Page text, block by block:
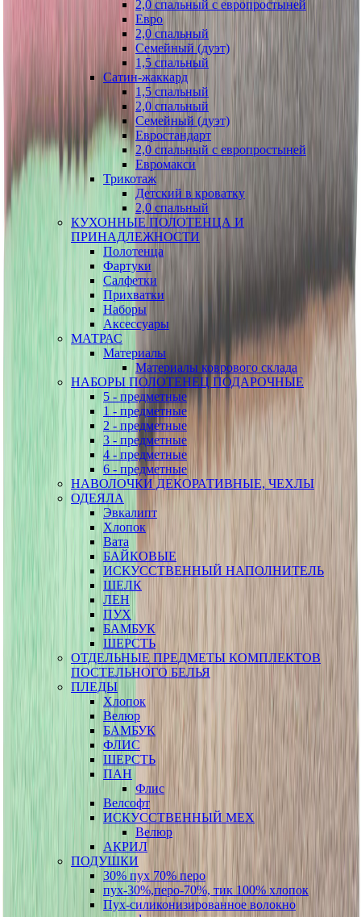
2,0 спальный с европростыней
Евро
2,0 спальный
Семейный (дуэт)
1,5 спальный
Сатин-жаккард
1,5 спальный
2,0 спальный
Семейный (дуэт)
Евростандарт
2,0 спальный с европростыней
Евромакси
Трикотаж
Детский в кроватку
2,0 спальный
КУХОННЫЕ ПОЛОТЕНЦА И
ПРИНАДЛЕЖНОСТИ
Полотенца
Фартуки
Салфетки
Прихватки
Наборы
Аксессуары
МАТРАС
Материалы
Материалы коврового склада
НАБОРЫ ПОЛОТЕНЕЦ ПОДАРОЧНЫЕ
5 - предметные
1 - предметные
2 - предметные
3 - предметные
4 - предметные
6 - предметные
НАВОЛОЧКИ ДЕКОРАТИВНЫЕ, ЧЕХЛЫ
ОДЕЯЛА
Эвкалипт
Хлопок
Вата
БАЙКОВЫЕ
ИСКУССТВЕННЫЙ НАПОЛНИТЕЛЬ
ШЕЛК
ЛЕН
ПУХ
БАМБУК
ШЕРСТЬ
ОТДЕЛЬНЫЕ ПРЕДМЕТЫ КОМПЛЕКТОВ
ПОСТЕЛЬНОГО БЕЛЬЯ
ПЛЕДЫ
Хлопок
Велюр
БАМБУК
ФЛИС
ШЕРСТЬ
ПАН
Флис
Велсофт
ИСКУССТВЕННЫЙ МЕХ
Велюр
АКРИЛ
ПОДУШКИ
30% пух 70% перо
пух-30%,перо-70%, тик 100% хлопок
Пух-силиконизированное волокно